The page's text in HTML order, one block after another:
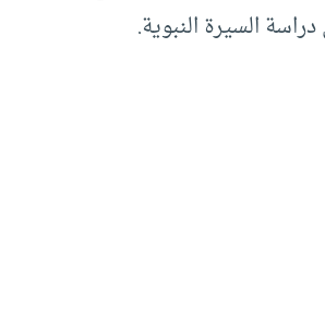
السيرة النبوية.